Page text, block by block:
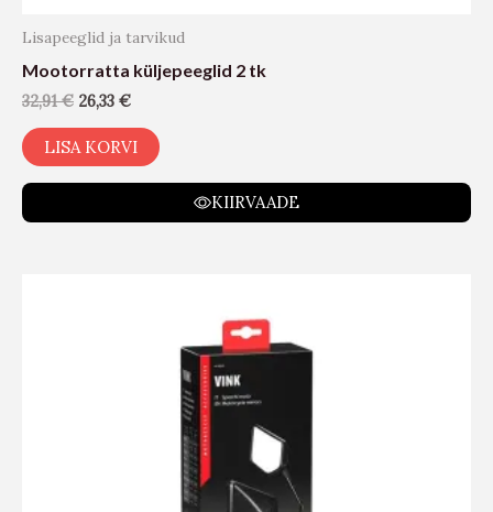
Lisapeeglid ja tarvikud
Mootorratta küljepeeglid 2 tk
32,91€ 26,33 €
LISA KORVI
KIIRVAADE